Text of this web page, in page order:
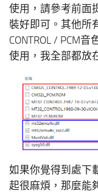
使用，請參考前面
裝好即可。其他所
CONTROL / PCM
使用，我全部都放
如果你覺得到處下
起很麻煩，那麼能